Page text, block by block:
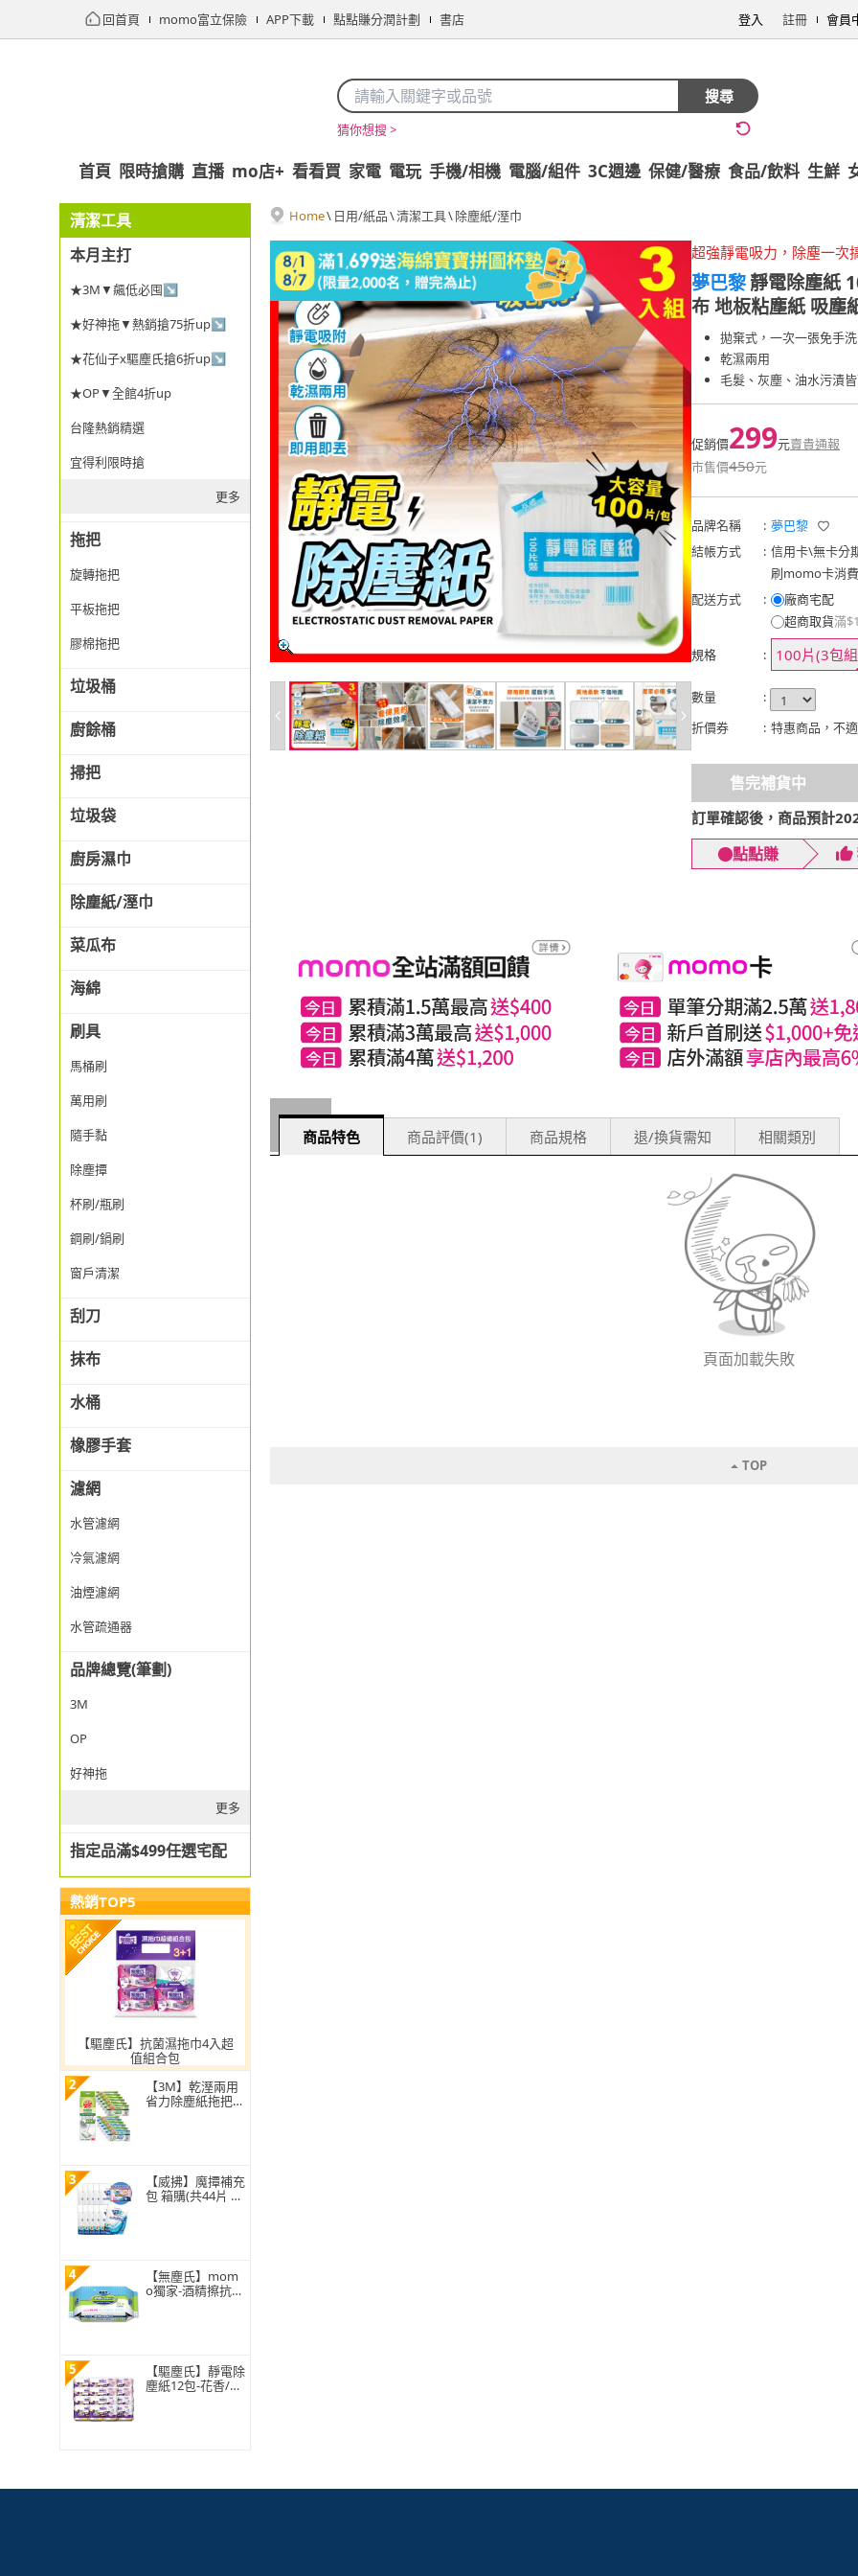
回首頁 momo富立保險 APP下載 點點賺分潤計劃 書店 登入 註冊 會員
搜尋
猜你想搜 >
首頁 限時搶購 直播 mo店+ 看看買 家電 電玩 手機/相機 電腦/組件 3C週邊 保健/醫療 食品/飲料 生鮮
清潔工具
本月主打
★3M▼飆低必囤↘
★好神拖▼熱銷搶75折up↘
★花仙子x驅塵氏搶6折up↘
★OP▼全館4折up
台隆熱銷精選
宜得利限時搶
更多
拖把
旋轉拖把
平板拖把
膠棉拖把
垃圾桶
廚餘桶
掃把
垃圾袋
廚房濕巾
除塵紙/溼巾
菜瓜布
海綿
刷具
馬桶刷
萬用刷
隨手黏
除塵撢
杯刷/瓶刷
鋼刷/鍋刷
窗戶清潔
刮刀
抹布
水桶
橡膠手套
濾網
水管濾網
冷氣濾網
油煙濾網
水管疏通器
品牌總覽(筆劃)
3M
OP
好神拖
更多
指定品滿$499任選宅配
熱銷TOP5
【驅塵氏】抗菌濕拖巾4入超
值組合包
2
【3M】乾溼兩用
省力除塵紙拖把特
3
【威拂】魔撢補充
包 箱購(共44片 贈
4
【無塵氏】mom
o獨家-酒精擦抗菌
5
【驅塵氏】靜電除
塵紙12包-花香/無
Home\ 日用/紙品\清潔工具\除塵紙/溼巾
超強靜電吸力，除塵一次
夢巴黎靜電除塵紙
布 地板粘塵紙 吸塵
拋棄式，一次一張免手洗
乾濕兩用
毛髮、灰塵、油水污漬
促銷價299元賣貴通報
市售價450元
品牌名稱 : 夢巴黎
結帳方式
: 信用卡\無卡分
刷momo卡消
配送方式
:
廠商宅配
超商取貨滿
規格
: 100片(3包
數量
:
折價券
: 特惠商品，不
售完補貨中
訂單確認後，商品預計
點點賺
商品特色 商品評價(1) 商品規格 退/換貨需知 相關類別
頁面加載失敗
TOP